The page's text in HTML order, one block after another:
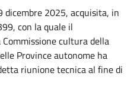
dicembre 2025, acquisita, in
con la quale il
cultura della
Province autonome ha
riunione tecnica al fine di